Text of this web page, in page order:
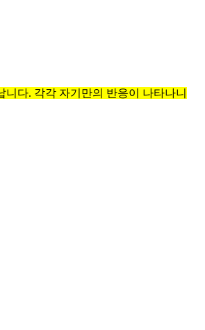
다. 각각 자기만의 반응이 나타나니